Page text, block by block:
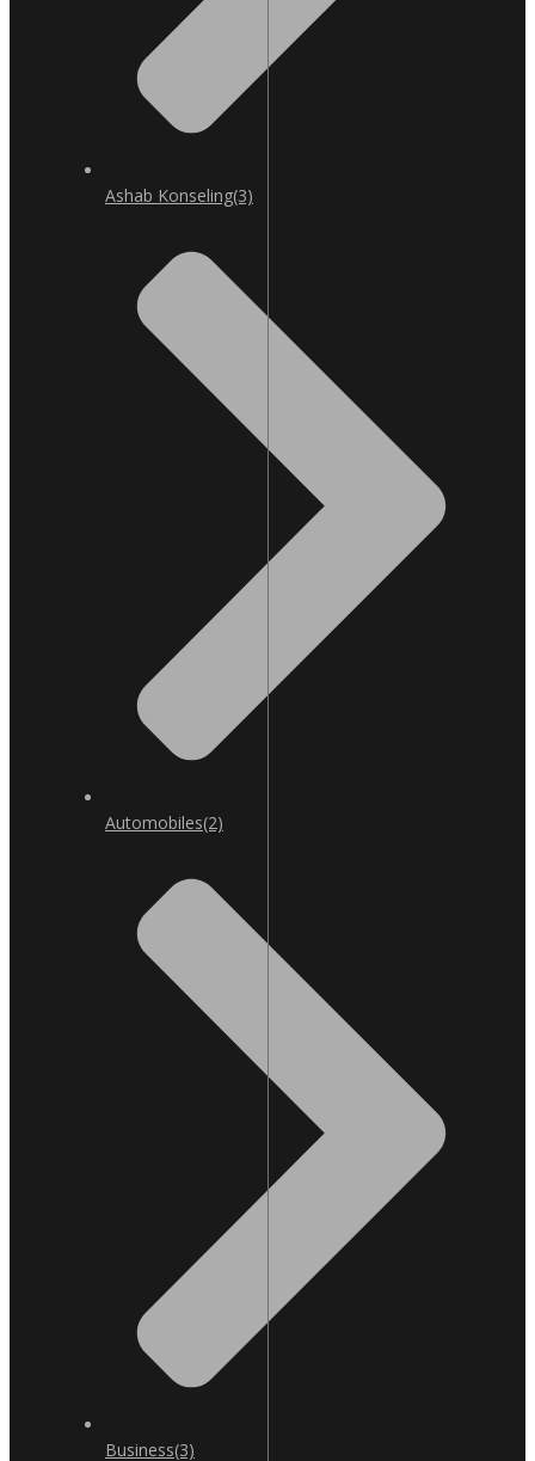
Ashab Konseling(3)
Automobiles(2)
Business(3)